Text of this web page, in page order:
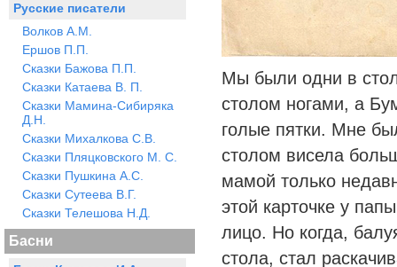
Русские писатели
Волков А.М.
Ершов П.П.
Сказки Бажова П.П.
Сказки Катаева В. П.
Сказки Мамина-Сибиряка
Д.Н.
Сказки Михалкова С.В.
Сказки Пляцковского М. С.
Сказки Пушкина А.С.
Сказки Сутеева В.Г.
Сказки Телешова Н.Д.
Басни
Мы были одни в
столом ногами, а
голые пятки. Мне
столом висела
мамой только
этой карточке у
лицо. Но когда,
стола, стал